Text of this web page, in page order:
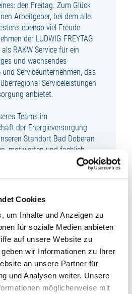
Cookies
um Inhalte und Anzeigen zu
für soziale Medien anbieten
auf unsere Website zu
wir Informationen zu Ihrer
an unsere Partner für
und Analysen weiter. Unsere
möglicherweise mit
den Freitag. Zum Glück
Arbeitgeber, bei dem alle
ebenso viel Freude
der LUDWIG FREYTAG
RAKW Service für ein
und wachsendes
Serviceunternehmen, das
Serviceleistungen
anbietet.
Teams im
der Energieversorgung
Standort Bad Doberan
motivierten und fachlich
FÜR:
von Messwerten an
von Ferngasleitungen
an Ferngasleitungen